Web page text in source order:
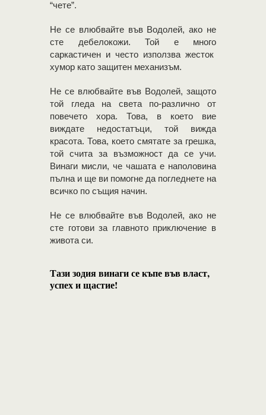
“чете”.
Не се влюбвайте във Водолей, ако не
сте дебелокожи. Той е много
саркастичен и често използва жесток
хумор като защитен механизъм.
Не се влюбвайте във Водолей, защото
той гледа на света по-различно от
повечето хора. Това, в което вие
виждате недостатъци, той вижда
красота. Това, което смятате за грешка,
той счита за възможност да се учи.
Винаги мисли, че чашата е наполовина
пълна и ще ви помогне да погледнете на
всичко по същия начин.
Не се влюбвайте във Водолей, ако не
сте готови за главното приключение в
живота си.
Тази зодия винаги се къпе във власт,
успех и щастие!